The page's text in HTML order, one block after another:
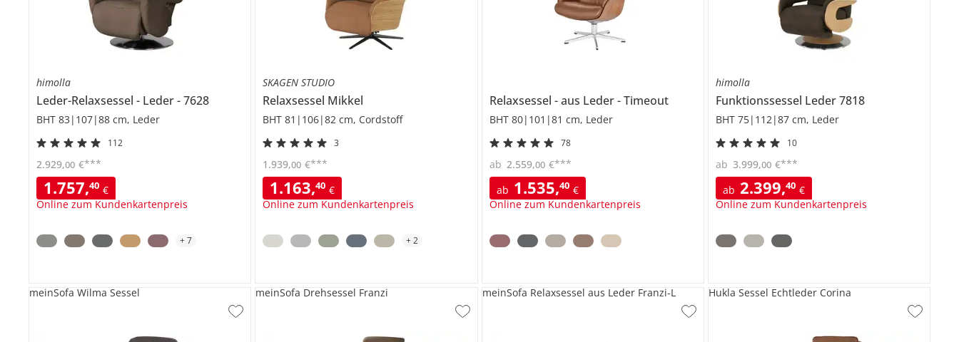
himolla
Leder-Relaxsessel Leder 7628
BHT 83|107|88 cm, Leder
112
1.757,40 €
Online zum Kundenkartenpreis
2.929,00 €***
+7
SKAGEN STUDIO
Relaxsessel Mikkel
BHT 81|106|82 cm, Cordstoff
3
1.163,40 €
Online zum Kundenkartenpreis
1.939,00 €***
+2
Relaxsessel aus Leder Timeout
BHT 80|101|81 cm, Leder
78
ab 1.535,40 €
Online zum Kundenkartenpreis
ab 2.559,00 €***
himolla
Funktionssessel Leder7818
BHT 75|112|87 cm, Leder
10
ab 2.399,40 €
Online zum Kundenkartenpreis
ab 3.999,00 €***
meinSofa Wilma Sessel meinSofa Drehsessel Franzi meinSofa Relaxsessel aus Leder Franzi-L Hukla Sessel Echtleder Corina